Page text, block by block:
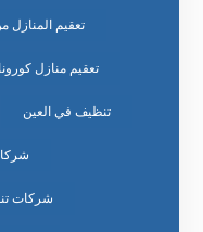
تعقيم المنازل
تعقيم منازل كورونا
تنظيف في العين
شركات